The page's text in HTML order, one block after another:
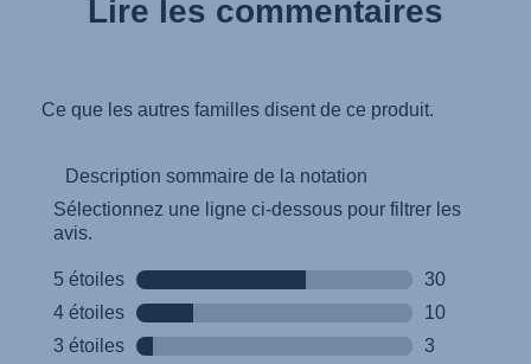
Lire les commentaires